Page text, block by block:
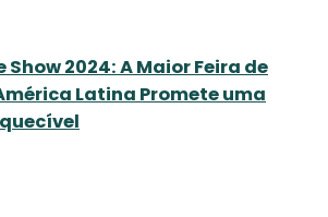
Show 2024: A Maior Feira de
Latina Promete uma